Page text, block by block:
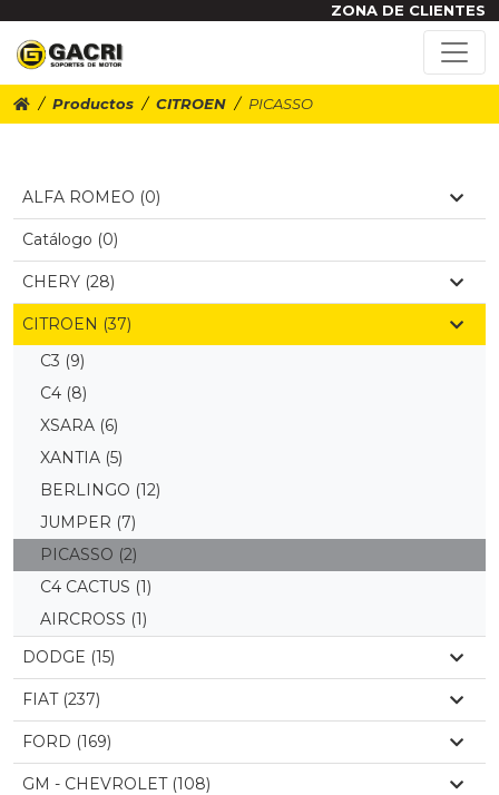
ZONA DE CLIENTES
Productos CITROEN PICASSO
ALFA ROMEO (0)
Catálogo (0)
CHERY (28)
CITROEN (37)
C3 (9)
C4 (8)
XSARA (6)
XANTIA (5)
BERLINGO (12)
JUMPER (7)
PICASSO (2)
C4 CACTUS (1)
AIRCROSS (1)
DODGE (15)
FIAT (237)
FORD (169)
GM - CHEVROLET (108)